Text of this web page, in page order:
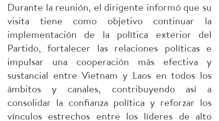
Durante la reunión, el dirigente informó que su
visita tiene como objetivo continuar la
implementación de la política exterior del
Partido, fortalecer las relaciones políticas e
impulsar una cooperación más efectiva y
sustancial entre Vietnam y Laos en todos los
ámbitos y canales, contribuyendo así a
consolidar la confianza política y reforzar los
vínculos estrechos entre los líderes de alto